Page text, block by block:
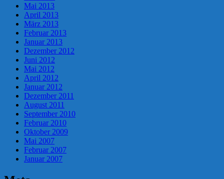
Mai 2013
April 2013
März 2013
Februar 2013
Januar 2013
Dezember 2012
Juni 2012
Mai 2012
April 2012
Januar 2012
Dezember 2011
August 2011
September 2010
Februar 2010
Oktober 2009
Mai 2007
Februar 2007
Januar 2007